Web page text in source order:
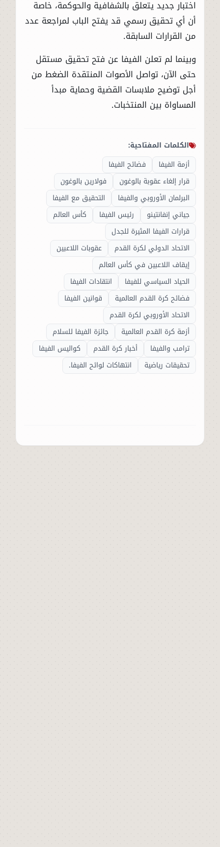
اختبار جديد يتعلق بالشفافية والحوكمة، خاصة
أن أي تحقيق رسمي قد يفتح الباب لمراجعة عدد
من القرارات السابقة.
وبينما لم تعلن الفيفا عن فتح تحقيق مستقل
حتى الآن، تواصل الأصوات المنتقدة الضغط من
أجل توضيح ملابسات القضية وحماية مبدأ
المساواة بين المنتخبات.
الكلمات المفتاحية:
أزمة الفيفا
فضائح الفيفا
قرار إلغاء عقوبة بالوغون
فولارين بالوغون
البرلمان الأوروبي والفيفا
التحقيق مع الفيفا
جياني إنفانتينو
رئيس الفيفا
كأس العالم
قرارات الفيفا المثيرة للجدل
الاتحاد الدولي لكرة القدم
عقوبات اللاعبين
إيقاف اللاعبين في كأس العالم
الحياد السياسي للفيفا
انتقادات الفيفا
فضائح كرة القدم العالمية
قوانين الفيفا
الاتحاد الأوروبي لكرة القدم
أزمة كرة القدم العالمية
جائزة الفيفا للسلام
ترامب والفيفا
أخبار كرة القدم
كواليس الفيفا
تحقيقات رياضية
انتهاكات لوائح الفيفا.